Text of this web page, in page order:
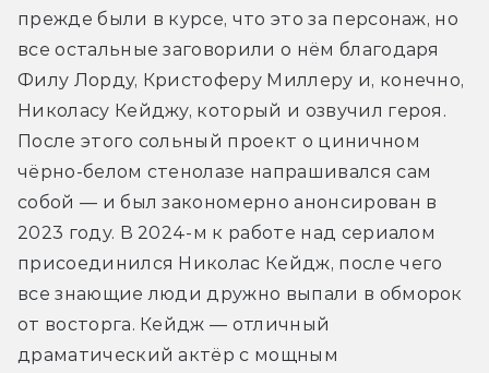
прежде были в курсе, что это за персонаж, но
все остальные заговорили о нём благодаря
Филу Лорду, Кристоферу Миллеру и, конечно,
Николасу Кейджу, который и озвучил героя.
После этого сольный проект о циничном
чёрно-белом стенолазе напрашивался сам
собой — и был закономерно анонсирован в
2023 году. В 2024-м к работе над сериалом
присоединился Николас Кейдж, после чего
все знающие люди дружно выпали в обморок
от восторга. Кейдж — отличный
драматический актёр с мощным